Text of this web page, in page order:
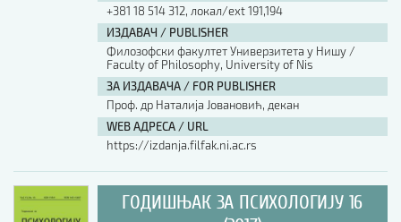
+381 18 514 312, локал/ext 191,194
ИЗДАВАЧ / PUBLISHER
Филозофски факултет Универзитета у Нишу /
Faculty of Philosophy, University of Nis
ЗА ИЗДАВАЧА / FOR PUBLISHER
Проф. др Наталија Јовановић, декан
WEB АДРЕСА / URL
https://izdanja.filfak.ni.ac.rs
ГОДИШЊАК ЗА ПСИХОЛОГИЈУ 16